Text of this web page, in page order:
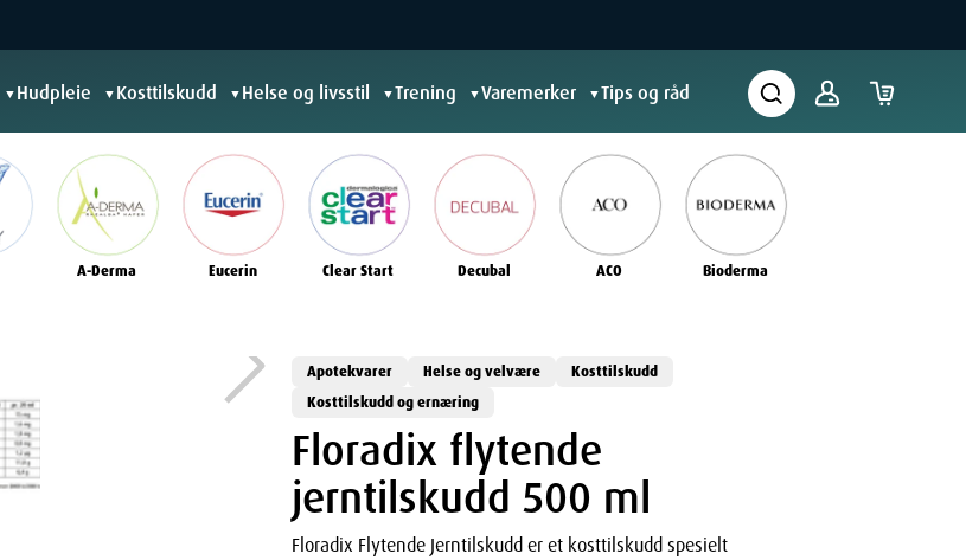
▼ Hudpleie ▼ Kosttilskudd ▼ Helse og livsstil ▼Trening ▼Varemerker ▼Tips og råd
A-Derma Eucerin Clear Start Decubal ACO Bioderma
Apotekvarer Helse og velvære
Kosttilskudd
Kosttilskudd og ernæring
Floradix flytende
jerntilskudd 500 ml
Floradix Flytende Jerntilskudd er et kosttilskudd spesielt